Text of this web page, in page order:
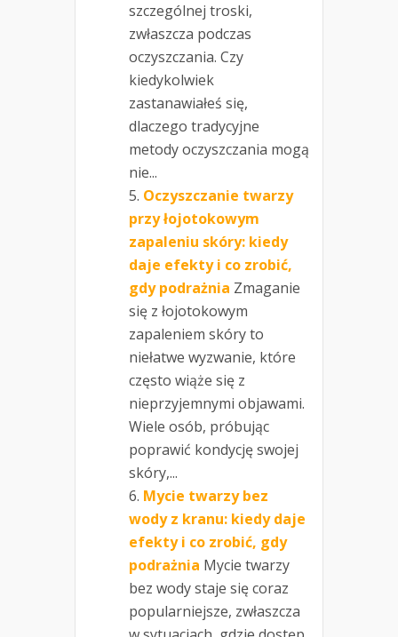
szczególnej troski,
zwłaszcza podczas
oczyszczania. Czy
kiedykolwiek
zastanawiałeś się,
dlaczego tradycyjne
metody oczyszczania mogą
nie...
Oczyszczanie twarzy
przy łojotokowym
zapaleniu skóry: kiedy
daje efekty i co zrobić,
gdy podrażnia Zmaganie
się z łojotokowym
zapaleniem skóry to
niełatwe wyzwanie, które
często wiąże się z
nieprzyjemnymi objawami.
Wiele osób, próbując
poprawić kondycję swojej
skóry,...
Mycie twarzy bez
wody z kranu: kiedy daje
efekty i co zrobić, gdy
podrażnia Mycie twarzy
bez wody staje się coraz
popularniejsze, zwłaszcza